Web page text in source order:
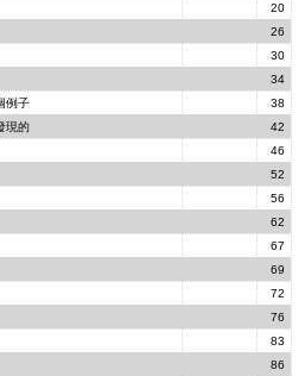
20
26
30
34
例子
38
現的
42
46
52
56
62
67
69
72
76
83
86